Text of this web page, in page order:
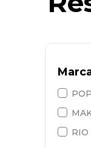
RIO
papel toalha
desinfetante
marca texto
caixa